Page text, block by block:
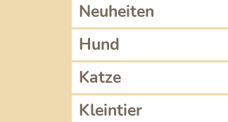
Neuheiten
Hund
Katze
Kleintier